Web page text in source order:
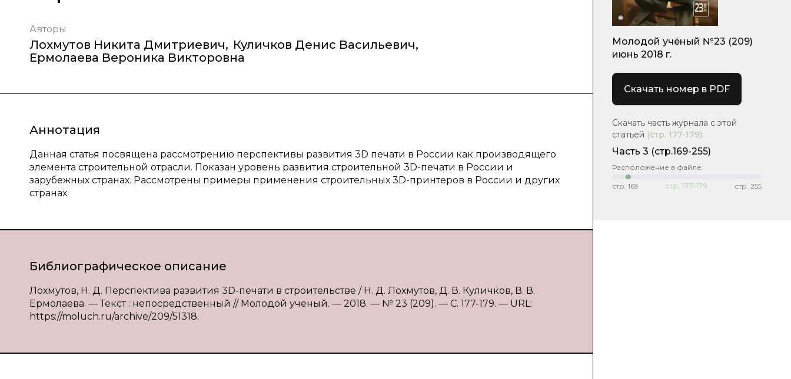
Авторы
Лохмутов Никита Дмитриевич, Куличков Денис Васильевич,
Ермолаева Вероника Викторовна
Аннотация
Данная статья посвящена рассмотрению перспективы развития 3D печати в России как производящего
элемента строительной отрасли. Показан уровень развития строительной 3D-печати в России и
зарубежных странах. Рассмотрены примеры применения строительных 3D-принтеров в России и других
странах.
Библиографическое описание
Лохмутов, Н. Д. Перспектива развития 3D-печати в строительстве / Н. Д. Лохмутов, Д. В. Куличков, В. В.
Ермолаева. — Текст : непосредственный // Молодой ученый. — 2018. — № 23 (209). — С. 177-179. — URL:
https://moluch.ru/archive/209/51318.
Молодой учёный №23 (209)
июнь 2018 г.
Скачать номер в PDF
Скачать часть журнала с этой
статьей (стр. 177-179):
Часть 3 (стр.169-255)
Расположение в файле:
стр. 169 стр. 177-179 стр. 255